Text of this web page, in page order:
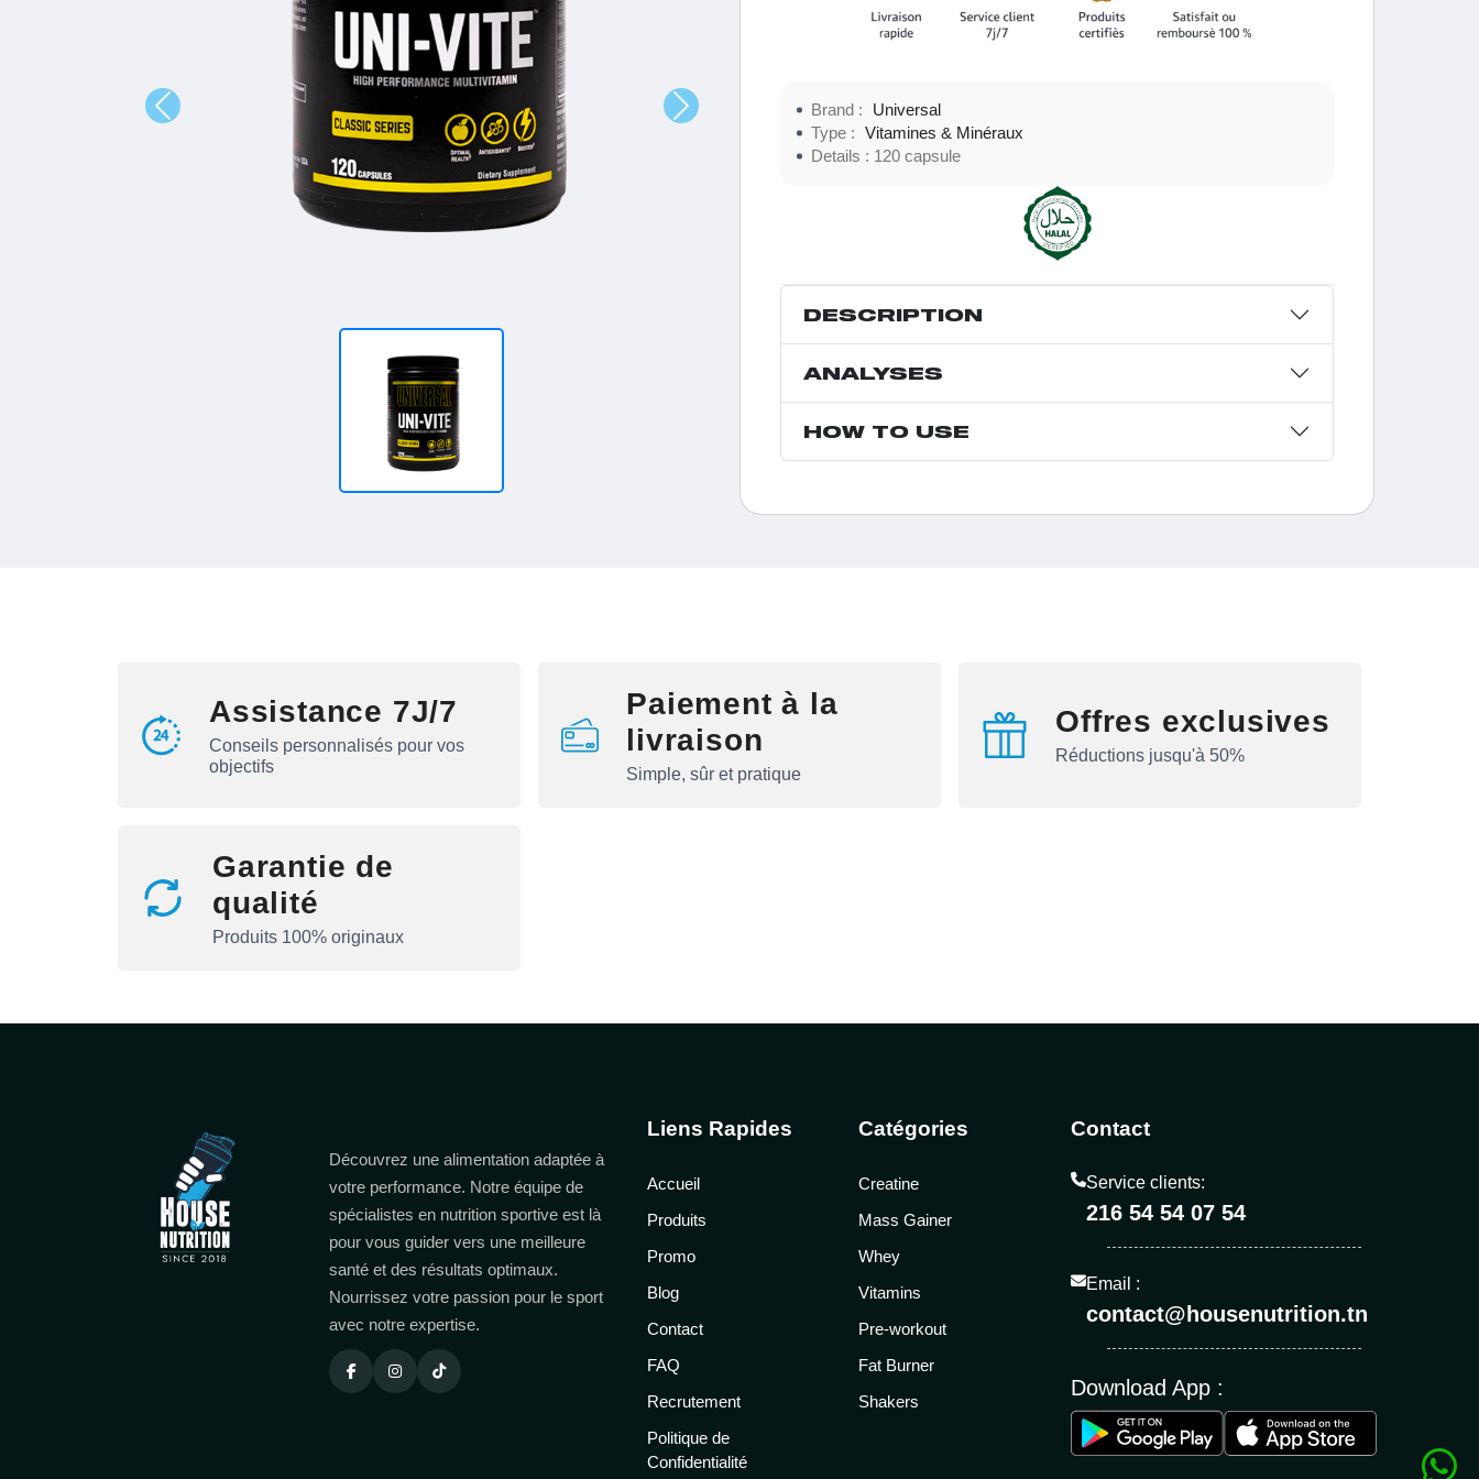
Brand :
Universal
Type :
Vitamines & Minéraux
Details :
120 capsule
DESCRIPTION
ANALYSES
HOW TO USE
Assistance 7J/7
Conseils personnalisés pour vos
objectifs
Paiement à la
livraison
Simple, sûr et pratique
Offres exclusives
Réductions jusqu'à 50%
Garantie de
qualité
Produits 100% originaux
Découvrez une alimentation adaptée à
votre performance. Notre équipe de
spécialistes en nutrition sportive est là
pour vous guider vers une meilleure
santé et des résultats optimaux.
Nourrissez votre passion pour le sport
avec notre expertise.
Liens Rapides
Accueil
Produits
Promo
Blog
Contact
FAQ
Recrutement
Politique de
Confidentialité
Catégories
Creatine
Mass Gainer
Whey
Vitamins
Pre-workout
Fat Burner
Shakers
Contact
Service clients:
216 54 54 07 54
Email :
contact@housenutrition.tn
Download App :